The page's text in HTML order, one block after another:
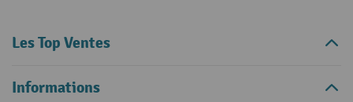
Les Top Ventes
Informations